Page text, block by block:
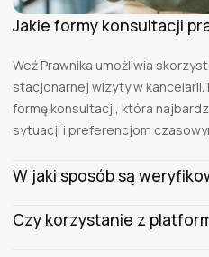
Jakie formy konsultacji
Weź Prawnika umożliwia
stacjonarnej wizyty w
formę konsultacji, która
sytuacji i preferencjom
W jaki sposób są
Każdy prawnik przechodzi
Czy korzystanie z